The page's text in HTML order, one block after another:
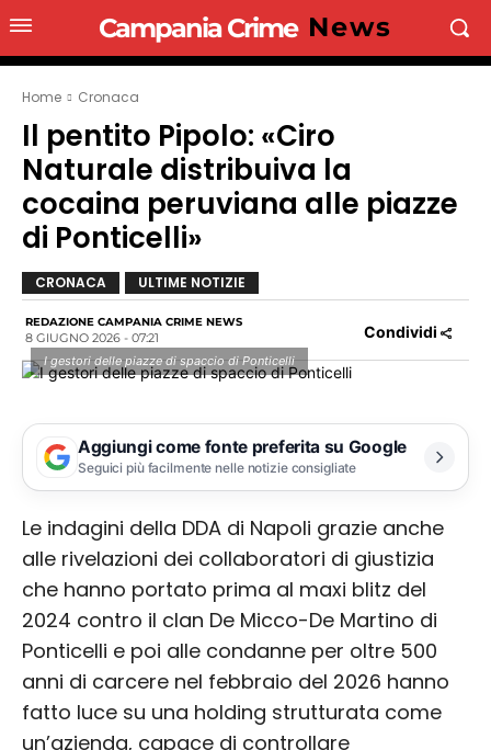
Campania Crime News
Home Cronaca
Il pentito Pipolo: «Ciro
Naturale distribuiva la
cocaina peruviana alle piazze
di Ponticelli»
CRONACA ULTIME NOTIZIE
REDAZIONE CAMPANIA CRIME NEWS
8 GIUGNO 2026 - 07:21 Condividi
I gestori delle piazze di spaccio di Ponticelli
Aggiungi come fonte preferita su Google
Seguici più facilmente nelle notizie consigliate
Le indagini della DDA di Napoli grazie anche
alle rivelazioni dei collaboratori di giustizia
che hanno portato prima al maxi blitz del
2024 contro il clan De Micco-De Martino di
Ponticelli e poi alle condanne per oltre 500
anni di carcere nel febbraio del 2026 hanno
fatto luce su una holding strutturata come
un’azienda, capace di controllare